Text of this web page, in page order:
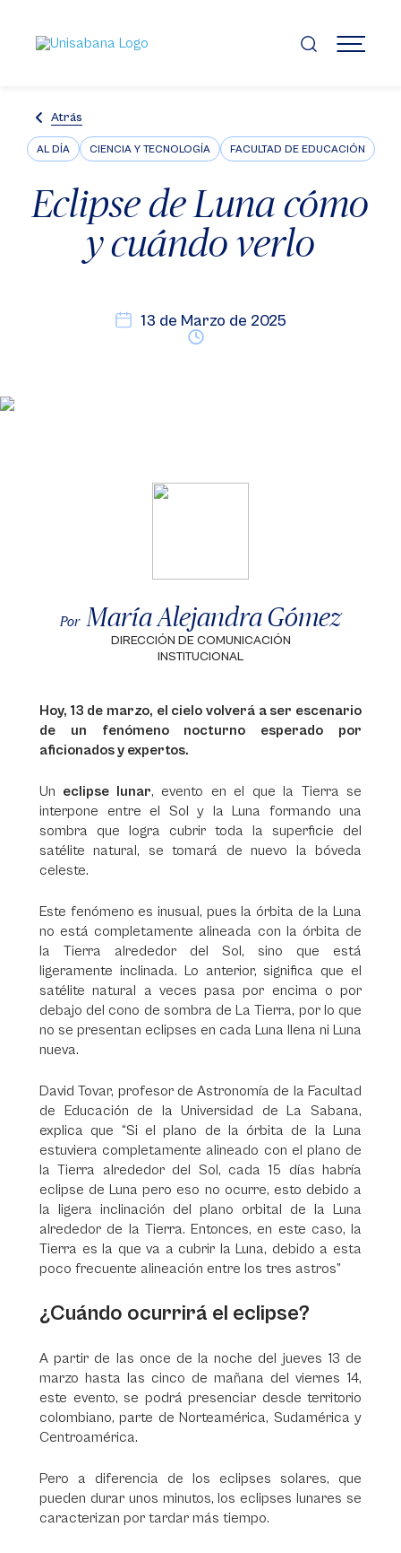
contenido
principal
MENÚ
Atrás
AL DÍA CIENCIA Y TECNOLOGÍA FACULTAD DE EDUCACIÓN
Eclipse de Luna cómo
y cuándo verlo
13 de Marzo de 2025
Por María Alejandra Gómez
DIRECCIÓN DE COMUNICACIÓN
INSTITUCIONAL
Hoy, 13 de marzo, el cielo volverá a ser escenario
de un fenómeno nocturno esperado por
aficionados y expertos.
Un eclipse lunar, evento en el que la Tierra se
interpone entre el Sol y la Luna formando una
sombra que logra cubrir toda la superficie del
satélite natural, se tomará de nuevo la bóveda
celeste.
Este fenómeno es inusual, pues la órbita de la Luna
no está completamente alineada con la órbita de
la Tierra alrededor del Sol, sino que está
ligeramente inclinada. Lo anterior, significa que el
satélite natural a veces pasa por encima o por
debajo del cono de sombra de La Tierra, por lo que
no se presentan eclipses en cada Luna llena ni Luna
nueva.
David Tovar, profesor de Astronomía de la Facultad
de Educación de la Universidad de La Sabana,
explica que “Si el plano de la órbita de la Luna
estuviera completamente alineado con el plano de
la Tierra alrededor del Sol, cada 15 días habría
eclipse de Luna pero eso no ocurre, esto debido a
la ligera inclinación del plano orbital de la Luna
alrededor de la Tierra. Entonces, en este caso, la
Tierra es la que va a cubrir la Luna, debido a esta
poco frecuente alineación entre los tres astros”
¿Cuándo ocurrirá el eclipse?
A partir de las once de la noche del jueves 13 de
marzo hasta las cinco de mañana del viernes 14,
este evento, se podrá presenciar desde territorio
colombiano, parte de Norteamérica, Sudamérica y
Centroamérica.
Pero a diferencia de los eclipses solares, que
pueden durar unos minutos, los eclipses lunares se
caracterizan por tardar más tiempo.